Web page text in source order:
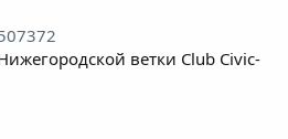
ветки Club Civic-